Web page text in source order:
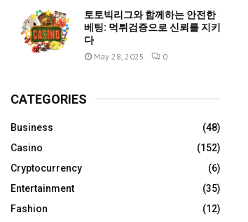
토토빅리그와 함께하는 안전한
베팅: 먹튀검증으로 신뢰를 지키
다
May 28, 2025 0
CATEGORIES
Business
(48)
Casino
(152)
Cryptocurrency
(6)
Entertainment
(35)
Fashion
(12)